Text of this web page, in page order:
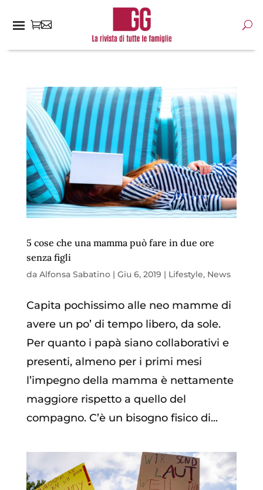
5 cose che una mamma può fare in due ore
senza figli
da Alfonsa Sabatino| Giu 6, 2019 | Lifestyle, News
Capita pochissimo alle neo mamme di
avere un po’ di tempo libero, da sole.
Per quanto i papà siano collaborativi e
presenti, almeno per i primi mesi
l’impegno della mamma è nettamente
maggiore rispetto a quello del
compagno. C’è un bisogno fisico di...